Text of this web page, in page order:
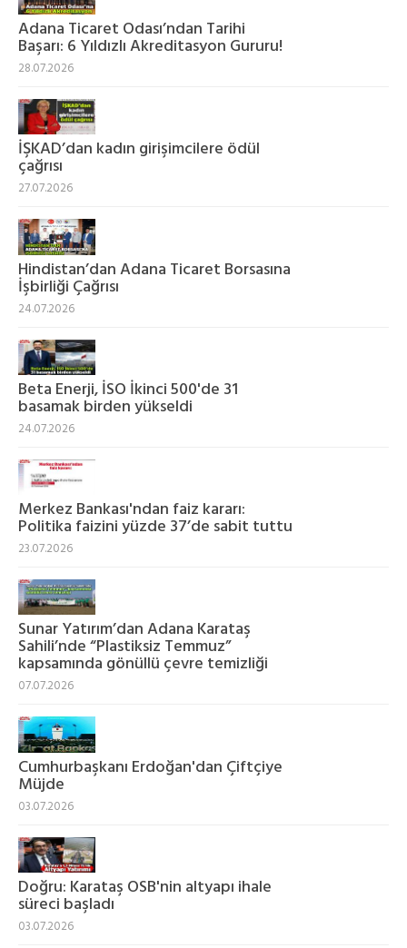
‎Adana Ticaret Odası’ndan Tarihi
Başarı: 6 Yıldızlı Akreditasyon Gururu!
28.07.2026
İŞKAD’dan kadın girişimcilere ödül
çağrısı
27.07.2026
Hindistan’dan Adana Ticaret Borsasına
İşbirliği Çağrısı
24.07.2026
Beta Enerji, İSO İkinci 500'de 31
basamak birden yükseldi
24.07.2026
Merkez Bankası'ndan faiz kararı:
Politika faizini yüzde 37’de sabit tuttu
23.07.2026
Sunar Yatırım’dan Adana Karataş
Sahili’nde “Plastiksiz Temmuz”
kapsamında gönüllü çevre temizliği
07.07.2026
Cumhurbaşkanı Erdoğan'dan Çiftçiye
Müjde
03.07.2026
Doğru: Karataş OSB'nin altyapı ihale
süreci başladı
03.07.2026